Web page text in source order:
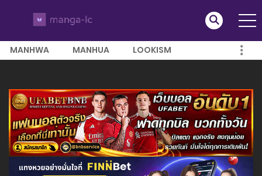
MANHWA MANHUA LOOKISM